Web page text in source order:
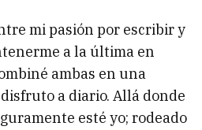
mi pasión por escribir y
a la última en
ambas en una
a diario. Allá donde
esté yo; rodeado